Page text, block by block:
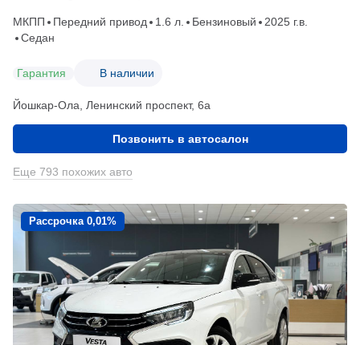
МКПП Передний привод 1.6 л. Бензиновый
2025 г.в.
Седан
Гарантия В наличии
Йошкар-Ола, Ленинский проспект, 6а
Позвонить в автосалон
Еще 793 похожих авто
Рассрочка 0,01%